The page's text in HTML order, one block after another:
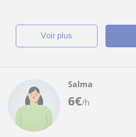
voir plus
6€/h
Salma